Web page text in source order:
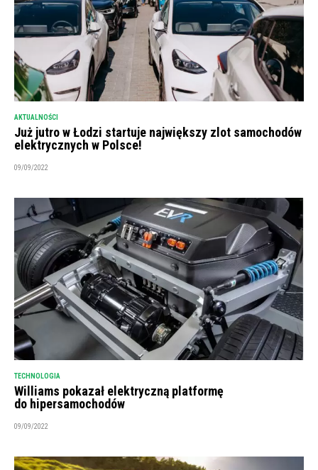
AKTUALNOŚCI
Już jutro w Łodzi startuje największy zlot samochodów
elektrycznych w Polsce!
09/09/2022
TECHNOLOGIA
Williams pokazał elektryczną platformę
do hipersamochodów
09/09/2022